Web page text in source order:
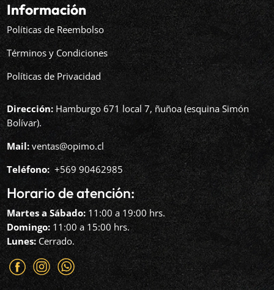
Información
Políticas de Reembolso
Términos y Condiciones
Políticas de Privacidad
Dirección: Hamburgo 671 local 7, ñuñoa (esquina Simón
Bolívar).
Mail: ventas@opimo.cl
Teléfono: ‪+569 90462985‬
Horario de atención:
Martes a Sábado: 11:00 a 19:00 hrs.
Domingo: 11:00 a 15:00 hrs.
Lunes: Cerrado.